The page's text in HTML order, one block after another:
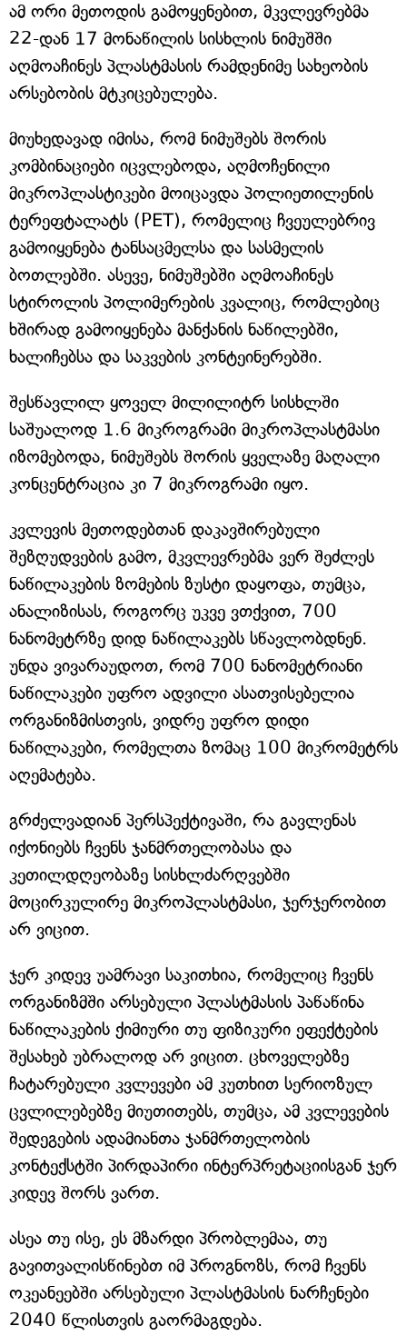
ამ ორი მეთოდის გამოყენებით, მკვლევრებმა
22-დან 17 მონაწილის სისხლის ნიმუშში
აღმოაჩინეს პლასტმასის რამდენიმე სახეობის
არსებობის მტკიცებულება.
მიუხედავად იმისა, რომ ნიმუშებს შორის
კომბინაციები იცვლებოდა, აღმოჩენილი
მიკროპლასტიკები მოიცავდა პოლიეთილენის
ტერეფტალატს (PET), რომელიც ჩვეულებრივ
გამოიყენება ტანსაცმელსა და სასმელის
ბოთლებში. ასევე, ნიმუშებში აღმოაჩინეს
სტიროლის პოლიმერების კვალიც, რომლებიც
ხშირად გამოიყენება მანქანის ნაწილებში,
ხალიჩებსა და საკვების კონტეინერებში.
შესწავლილ ყოველ მილილიტრ სისხლში
საშუალოდ 1.6 მიკროგრამი მიკროპლასტმასი
იზომებოდა, ნიმუშებს შორის ყველაზე მაღალი
კონცენტრაცია კი 7 მიკროგრამი იყო.
კვლევის მეთოდებთან დაკავშირებული
შეზღუდვების გამო, მკვლევრებმა ვერ შეძლეს
ნაწილაკების ზომების ზუსტი დაყოფა, თუმცა,
ანალიზისას, როგორც უკვე ვთქვით, 700
ნანომეტრზე დიდ ნაწილაკებს სწავლობდნენ.
უნდა ვივარაუდოთ, რომ 700 ნანომეტრიანი
ნაწილაკები უფრო ადვილი ასათვისებელია
ორგანიზმისთვის, ვიდრე უფრო დიდი
ნაწილაკები, რომელთა ზომაც 100 მიკრომეტრს
აღემატება.
გრძელვადიან პერსპექტივაში, რა გავლენას
იქონიებს ჩვენს ჯანმრთელობასა და
კეთილდღეობაზე სისხლძარღვებში
მოცირკულირე მიკროპლასტმასი, ჯერჯერობით
არ ვიცით.
ჯერ კიდევ უამრავი საკითხია, რომელიც ჩვენს
ორგანიზმში არსებული პლასტმასის პაწაწინა
ნაწილაკების ქიმიური თუ ფიზიკური ეფექტების
შესახებ უბრალოდ არ ვიცით. ცხოველებზე
ჩატარებული კვლევები ამ კუთხით სერიოზულ
ცვლილებებზე მიუთითებს, თუმცა, ამ კვლევების
შედეგების ადამიანთა ჯანმრთელობის
კონტექსტში პირდაპირი ინტერპრეტაციისგან ჯერ
კიდევ შორს ვართ.
ასეა თუ ისე, ეს მზარდი პრობლემაა, თუ
გავითვალისწინებთ იმ პროგნოზს, რომ ჩვენს
ოკეანეებში არსებული პლასტმასის ნარჩენები
2040 წლისთვის გაორმაგდება.